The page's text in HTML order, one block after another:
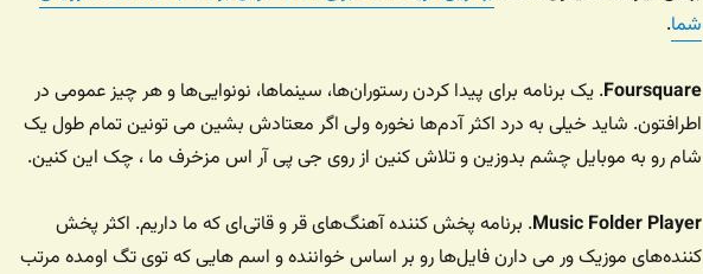
شما.
Foursquare. یک برنامه برای پیدا کردن رستوران‌ها، سینماها، نونوایی‌ها و هر چیز عمومی در
اطرافتون. شاید خیلی به درد اکثر آدم‌ها نخوره ولی اگر معتادش بشین می تونین تمام طول یک
شام رو به موبایل چشم بدوزین و تلاش کنین از روی جی پی آر اس مزخرف ما ، چک این کنین.
Music Folder Player. برنامه پخش کننده آهنگ‌های قر و قاتی‌ای که ما داریم. اکثر پخش
کننده‌های موزیک ور می دارن فایل‌ها رو بر اساس خواننده و اسم ‌هایی که توی تگ اومده مرتب